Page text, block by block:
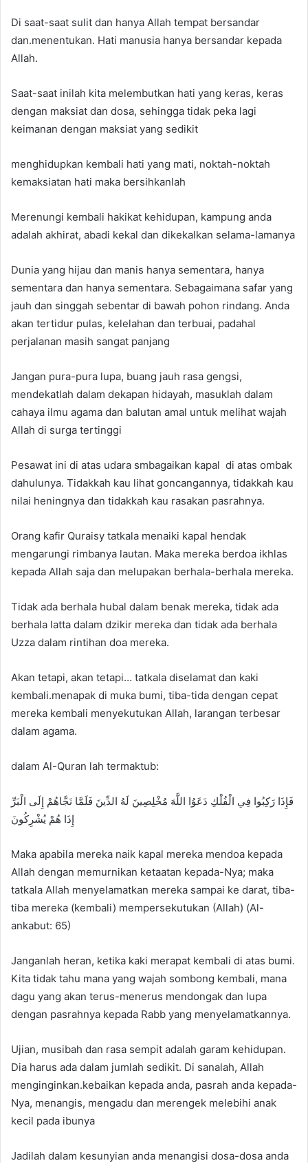
Di saat-saat sulit dan hanya Allah tempat bersandar
dan.menentukan. Hati manusia hanya bersandar kepada
Allah.
Saat-saat inilah kita melembutkan hati yang keras, keras
dengan maksiat dan dosa, sehingga tidak peka lagi
keimanan dengan maksiat yang sedikit
menghidupkan kembali hati yang mati, noktah-noktah
kemaksiatan hati maka bersihkanlah
Merenungi kembali hakikat kehidupan, kampung anda
adalah akhirat, abadi kekal dan dikekalkan selama-lamanya
Dunia yang hijau dan manis hanya sementara, hanya
sementara dan hanya sementara. Sebagaimana safar yang
jauh dan singgah sebentar di bawah pohon rindang. Anda
akan tertidur pulas, kelelahan dan terbuai, padahal
perjalanan masih sangat panjang
Jangan pura-pura lupa, buang jauh rasa gengsi,
mendekatlah dalam dekapan hidayah, masuklah dalam
cahaya ilmu agama dan balutan amal untuk melihat wajah
Allah di surga tertinggi
Pesawat ini di atas udara smbagaikan kapal di atas ombak
dahulunya. Tidakkah kau lihat goncangannya, tidakkah kau
nilai heningnya dan tidakkah kau rasakan pasrahnya.
Orang kafir Quraisy tatkala menaiki kapal hendak
mengarungi rimbanya lautan. Maka mereka berdoa ikhlas
kepada Allah saja dan melupakan berhala-berhala mereka.
Tidak ada berhala hubal dalam benak mereka, tidak ada
berhala latta dalam dzikir mereka dan tidak ada berhala
Uzza dalam rintihan doa mereka.
Akan tetapi, akan tetapi… tatkala diselamat dan kaki
kembali.menapak di muka bumi, tiba-tida dengan cepat
mereka kembali menyekutukan Allah, larangan terbesar
dalam agama.
dalam Al-Quran lah termaktub:
فَإِذَا رَكِبُوا فِي الْفُلْكِ دَعَوُا اللَّهَ مُخْلِصِينَ لَهُ الدِّينَ فَلَمَّا نَجَّاهُمْ إِلَى الْبَرِّ
إِذَا هُمْ يُشْرِكُونَ
Maka apabila mereka naik kapal mereka mendoa kepada
Allah dengan memurnikan ketaatan kepada-Nya; maka
tatkala Allah menyelamatkan mereka sampai ke darat, tiba-
tiba mereka (kembali) mempersekutukan (Allah) (Al-
ankabut: 65)
Janganlah heran, ketika kaki merapat kembali di atas bumi.
Kita tidak tahu mana yang wajah sombong kembali, mana
dagu yang akan terus-menerus mendongak dan lupa
dengan pasrahnya kepada Rabb yang menyelamatkannya.
Ujian, musibah dan rasa sempit adalah garam kehidupan.
Dia harus ada dalam jumlah sedikit. Di sanalah, Allah
menginginkan.kebaikan kepada anda, pasrah anda kepada-
Nya, menangis, mengadu dan merengek melebihi anak
kecil pada ibunya
Jadilah dalam kesunyian anda menangisi dosa-dosa anda